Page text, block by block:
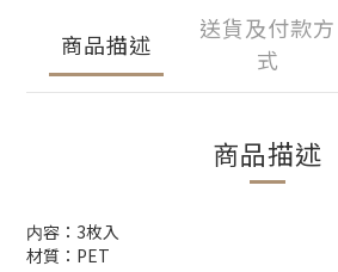
商品描述
送貨及付款方
式
商品描述
内容：3枚入
材質：PET